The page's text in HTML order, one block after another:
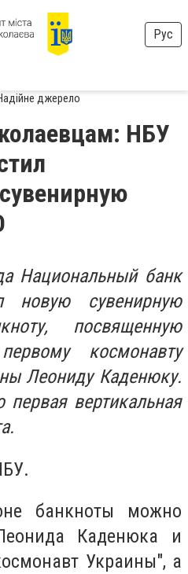
Рус
джерело
НБУ
Национальный банк
новую сувенирную
посвященную
космонавту
Леониду Каденюку.
первая вертикальная
банкноты можно
Каденюка и
Украины", а